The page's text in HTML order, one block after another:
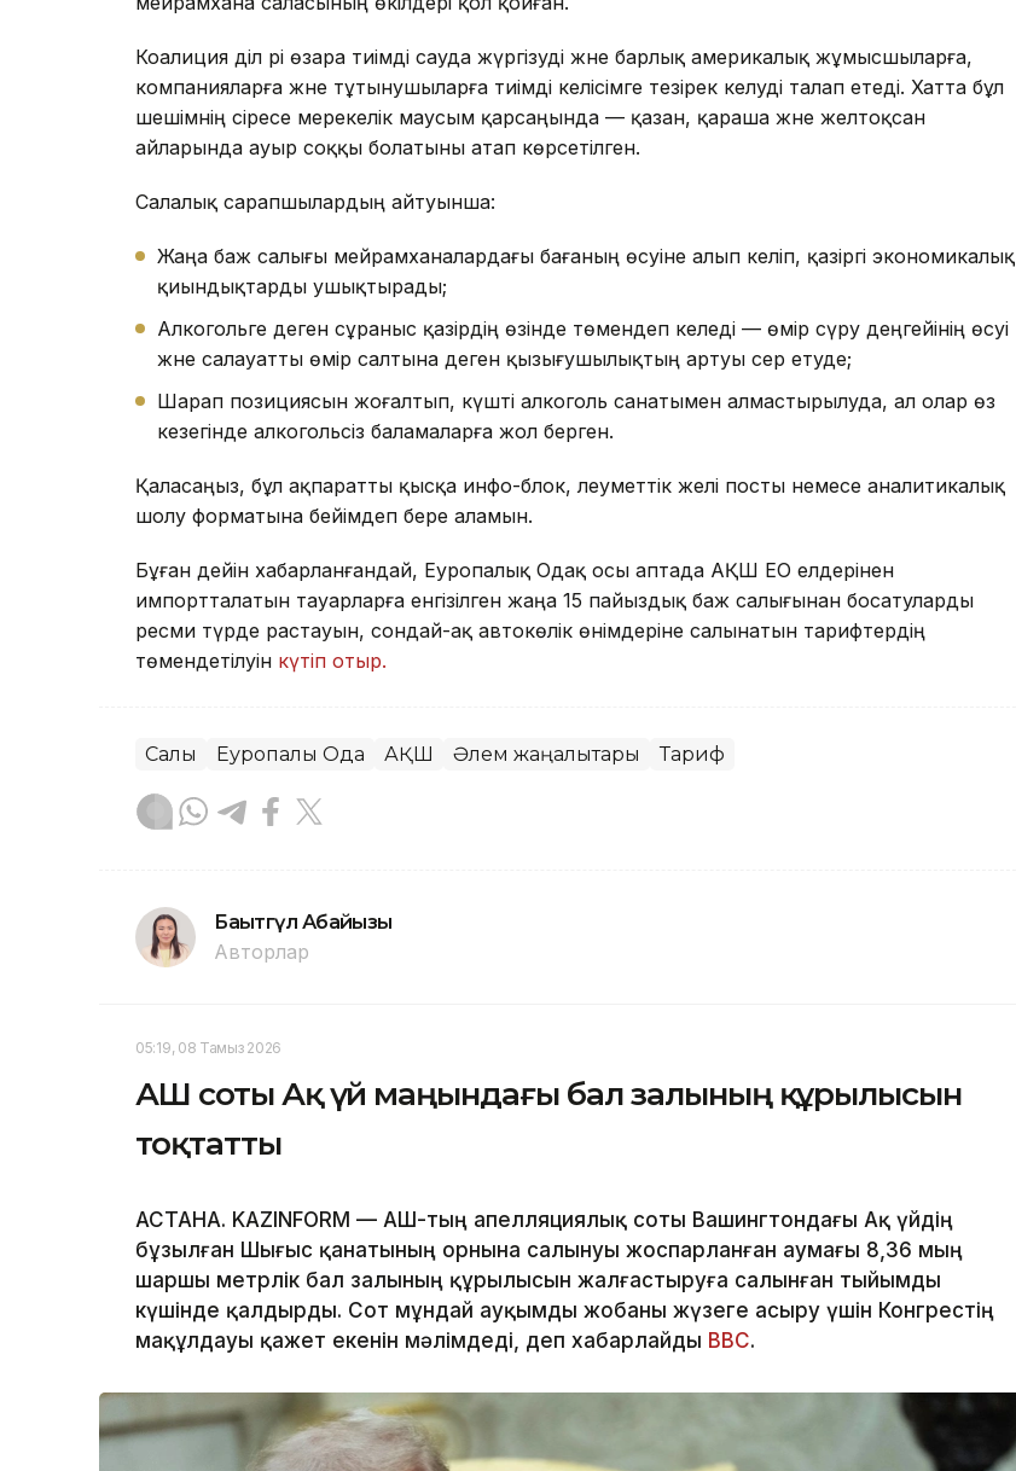
Коалиция әділ әрі өзара тиімді сауда жүргізуді және барлық америкалық жұмысшыларға,
компанияларға және тұтынушыларға тиімді келісімге тезірек келуді талап етеді. Хатта бұл
шешімнің әсіресе мерекелік маусым қарсаңында — қазан, қараша және желтоқсан
айларында ауыр соққы болатыны атап көрсетілген.
Салалық сарапшылардың айтуынша:
Жаңа баж салығы мейрамханалардағы бағаның өсуіне алып келіп, қазіргі экономикалық
қиындықтарды ушықтырады;
Алкогольге деген сұраныс қазірдің өзінде төмендеп келеді — өмір сүру деңгейінің өсуі
және салауатты өмір салтына деген қызығушылықтың артуы әсер етуде;
Шарап позициясын жоғалтып, күшті алкоголь санатымен алмастырылуда, ал олар өз
кезегінде алкогольсіз баламаларға жол берген.
Қаласаңыз, бұл ақпаратты қысқа инфо-блок, әлеуметтік желі посты немесе аналитикалық
шолу форматына бейімдеп бере аламын.
Бұған дейін хабарланғандай, Еуропалық Одақ осы аптада АҚШ ЕО елдерінен
импортталатын тауарларға енгізілген жаңа 15 пайыздық баж салығынан босатуларды
ресми түрде растауын, сондай-ақ автокөлік өнімдеріне салынатын тарифтердің
төмендетілуін күтіп отыр.
Салық Еуропалық Одақ АҚШ Әлем жаңалықтары Тариф
Бақытгүл Абайқызы
Авторлар
05:19, 08 Тамыз 2026
АҚШ соты Ақ үй маңындағы бал залының құрылысын
тоқтатты
АСТАНА. KAZINFORM — АҚШ-тың апелляциялық соты Вашингтондағы Ақ үйдің
бұзылған Шығыс қанатының орнына салынуы жоспарланған аумағы 8,36 мың
шаршы метрлік бал залының құрылысын жалғастыруға салынған тыйымды
күшінде қалдырды. Сот мұндай ауқымды жобаны жүзеге асыру үшін Конгрестің
мақұлдауы қажет екенін мәлімдеді, деп хабарлайды BBC.